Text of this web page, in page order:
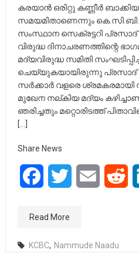
കരയാന്‍ ഒരിറ്റു കണ്ണീര്‍
സമയമിതാണെന്നും
സംസ്ഥാന സെക്രട്ടറി
വിരുദ്ധ ദിനാചരണത്തിന്റെ
മദ്യവിരുദ്ധ സമിതി
ചെയ്യുകയായിരുന്നു പ്രസാദ്
സര്‍ക്കാര്‍ വളരെ ശ്രമകരമായി
മുഖേന നല്കിയ മദ്യം
ഞരിച്ചതും മറ്റൊരിടത്ത്
[…]
Share News
FacebookTwitter Email
Read More
KCBC, Nammude Naadu